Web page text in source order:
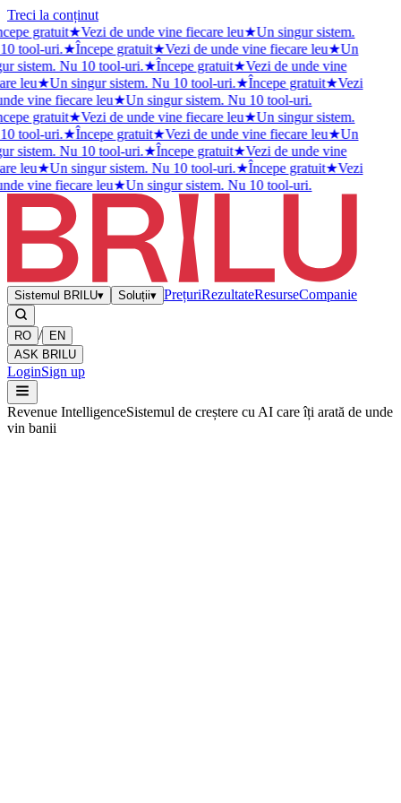
Treci la conținut
gratuit★Vezi de unde vine fiecare leu★Un singur sistem.
tool-uri.★Începe gratuit★Vezi de unde vine fiecare leu★Un
sistem. Nu 10 tool-uri.★Începe gratuit★Vezi de unde vine
leu★Un singur sistem. Nu 10 tool-uri.★Începe gratuit★Vezi
vine fiecare leu★Un singur sistem. Nu 10 tool-uri.
gratuit★Vezi de unde vine fiecare leu★Un singur sistem.
tool-uri.★Începe gratuit★Vezi de unde vine fiecare leu★Un
sistem. Nu 10 tool-uri.★Începe gratuit★Vezi de unde vine
leu★Un singur sistem. Nu 10 tool-uri.★Începe gratuit★Vezi
vine fiecare leu★Un singur sistem. Nu 10 tool-uri.
Sistemul BRILU▾ Soluții▾ PrețuriRezultateResurseCompanie
RO /
EN
ASK BRILU
LoginSign up
Revenue IntelligenceSistemul de creștere cu AI care îți arată de unde
vin banii